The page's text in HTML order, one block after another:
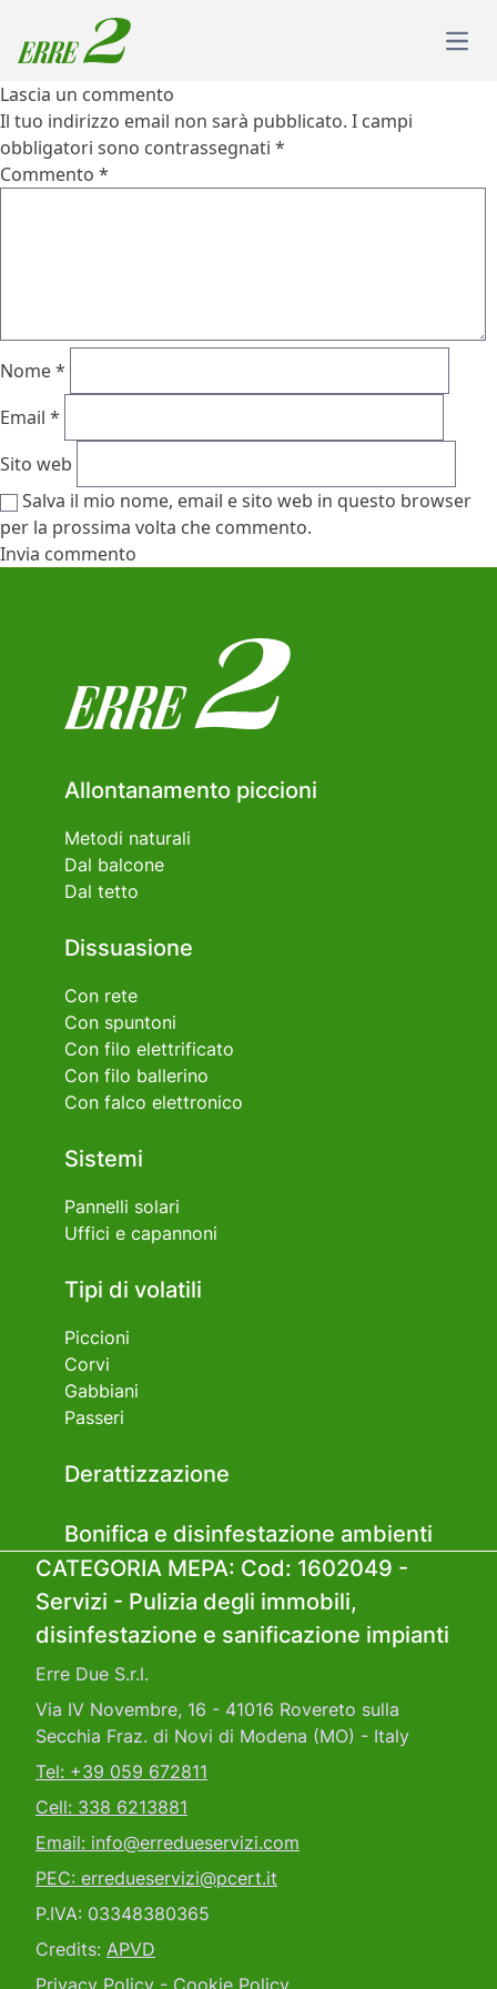
Skip to content
Lascia un commento
Il tuo indirizzo email non sarà pubblicato. I campi
obbligatori sono contrassegnati *
Commento *
Nome*
Email *
Sito web
Salva il mio nome, email e sito web in questo browser
per la prossima volta che commento.
Allontanamento piccioni
Metodi naturali
Dal balcone
Dal tetto
Dissuasione
Con rete
Con spuntoni
Con filo elettrificato
Con filo ballerino
Con falco elettronico
Sistemi
Pannelli solari
Uffici e capannoni
Tipi di volatili
Piccioni
Corvi
Gabbiani
Passeri
Derattizzazione
Bonifica e disinfestazione ambienti
CATEGORIA MEPA: Cod: 1602049 -
Servizi - Pulizia degli immobili,
disinfestazione e sanificazione impianti
Erre Due S.r.l.
Via IV Novembre, 16 - 41016 Rovereto sulla
Secchia Fraz. di Novi di Modena (MO) - Italy
Tel: +39 059 672811
Cell: 338 6213881
Email: info@erredueservizi.com
PEC: erredueservizi@pcert.it
P.IVA: 03348380365
Credits: APVD
Privacy Policy - Cookie Policy